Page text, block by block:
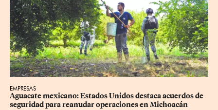
EMPRESAS
Aguacate mexicano: Estados Unidos destaca acuerdos de
seguridad para reanudar operaciones en Michoacán